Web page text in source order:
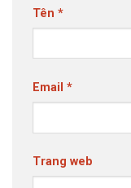
Tên *
Email *
Trang web